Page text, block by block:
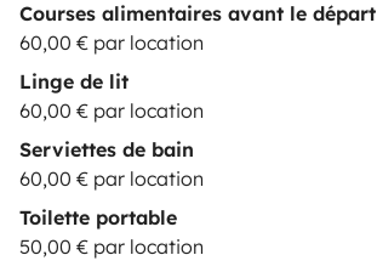
Courses alimentaires avant le départ
60,00 € par location
Linge de lit
60,00 € par location
Serviettes de bain
60,00 € par location
Toilette portable
50,00 € par location